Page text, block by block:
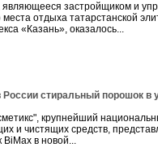
застройщиком и
отдыха татарстанской
«Казань», оказалось...
стиральный порошок в
крупнейший
и чистящих средств,
в новой...